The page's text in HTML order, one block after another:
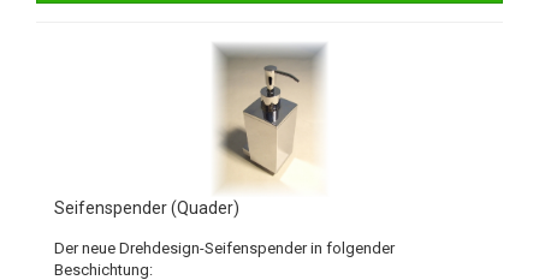
Seifenspender (Quader)
Der neue Drehdesign-Seifenspender in folgender
Beschichtung: